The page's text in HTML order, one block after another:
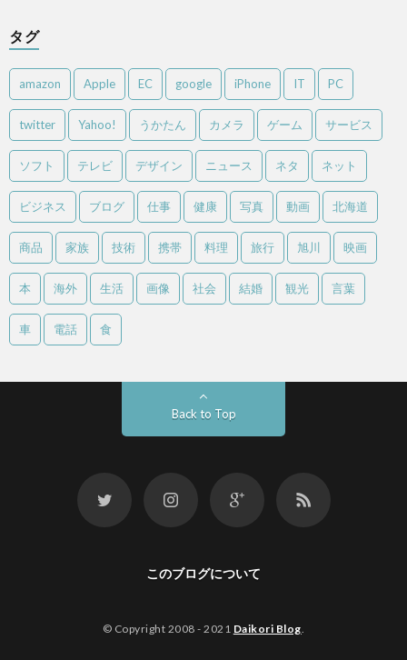
タグ
amazon Apple EC google iPhone IT PC
twitter Yahoo! うかたん カメラ ゲーム サービス
ソフト テレビ デザイン ニュース ネタ ネット
ビジネス ブログ 仕事 健康 写真 動画 北海道
商品 家族 技術 携帯 料理 旅行 旭川 映画
本 海外 生活 画像 社会 結婚 観光 言葉
車 電話 食
Back to Top
このブログについて
© Copyright 2008 - 2021 Daikori Blog.